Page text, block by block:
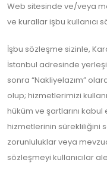
Web sitesinde ve/veya
ve kurallar işbu kullanıcı
İşbu sözleşme sizinle,
İstanbul adresinde
sonra “Nakliyelazım”
olup; hizmetlerimizi
hüküm ve şartlarını kabul
hizmetlerinin sürekliliğini
zorunluluklar veya
sözleşmeyi kullanıcılar